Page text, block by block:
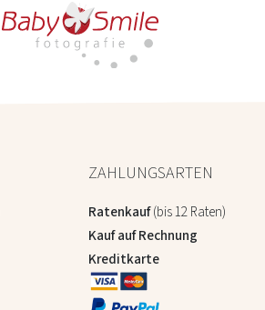
ZAHLUNGSARTEN
Ratenkauf(bis 12 Raten)
Kauf auf Rechnung
Kreditkarte